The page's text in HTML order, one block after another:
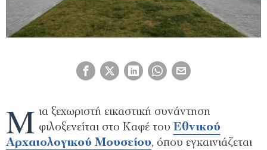
Μ ια ξεχωριστή εικαστική συνάντηση
φιλοξενείται στο Καφέ του Εθνικού
Αρχαιολογικού Μουσείου, όπου εγκαινιάζεται